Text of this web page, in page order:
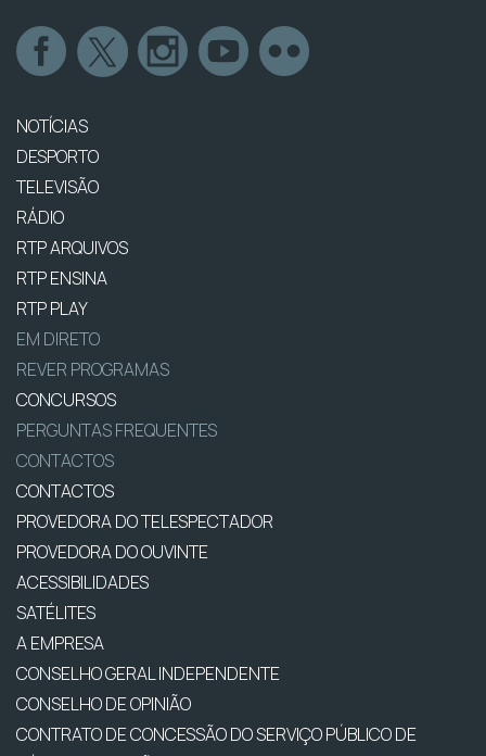
NOTÍCIAS
DESPORTO
TELEVISÃO
RÁDIO
RTP ARQUIVOS
RTP ENSINA
RTP PLAY
EM DIRETO
REVER PROGRAMAS
CONCURSOS
PERGUNTAS FREQUENTES
CONTACTOS
CONTACTOS
PROVEDORA DO TELESPECTADOR
PROVEDORA DO OUVINTE
ACESSIBILIDADES
SATÉLITES
A EMPRESA
CONSELHO GERAL INDEPENDENTE
CONSELHO DE OPINIÃO
CONTRATO DE CONCESSÃO DO SERVIÇO PÚBLICO DE